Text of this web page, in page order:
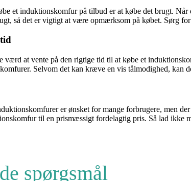
et induktionskomfur på tilbud er at købe det brugt.
så det er vigtigt at være opmærksom på købet. Sørg
værd at vente på den rigtige tid til at købe et
Selvom det kan kræve en vis tålmodighed, kan
er ønsket for mange forbrugere, men
til en prismæssigt fordelagtig pris. Så lad ikke
spørgsmål